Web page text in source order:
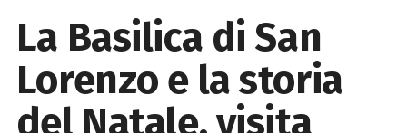
La Basilica di San
Lorenzo e la storia
del Natale, visita